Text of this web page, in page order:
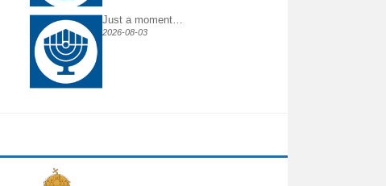
Just a moment…
2026-08-03